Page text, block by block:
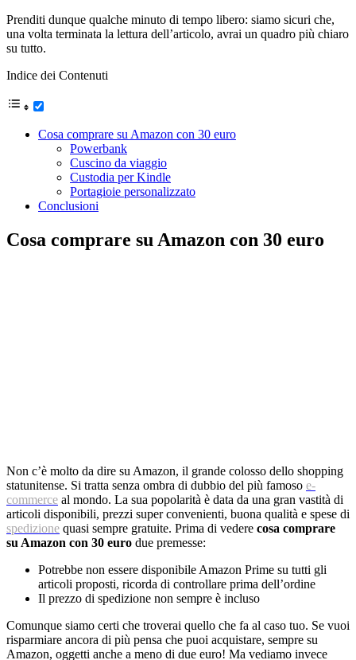
Prenditi dunque qualche minuto di tempo libero: siamo sicuri che,
una volta terminata la lettura dell’articolo, avrai un quadro più chiaro
su tutto.
Indice dei Contenuti
Cosa comprare su Amazon con 30 euro
Powerbank
Cuscino da viaggio
Custodia per Kindle
Portagioie personalizzato
Conclusioni
Cosa comprare su Amazon con 30 euro
Non c’è molto da dire su Amazon, il grande colosso dello shopping
statunitense. Si tratta senza ombra di dubbio del più famoso e-
commerce al mondo. La sua popolarità è data da una gran vastità di
articoli disponibili, prezzi super convenienti, buona qualità e spese di
spedizione quasi sempre gratuite. Prima di vedere cosa comprare
su Amazon con 30 euro due premesse:
Potrebbe non essere disponibile Amazon Prime su tutti gli
articoli proposti, ricorda di controllare prima dell’ordine
Il prezzo di spedizione non sempre è incluso
Comunque siamo certi che troverai quello che fa al caso tuo. Se vuoi
risparmiare ancora di più pensa che puoi acquistare, sempre su
Amazon, oggetti anche a meno di due euro! Ma vediamo invece